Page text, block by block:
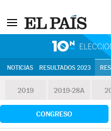
NOTICIAS RESULTADOS 2023
2019 2019-28A
CONGRESO